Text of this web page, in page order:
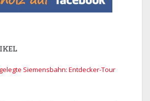
Siemensbahn: Entdecker-Tour